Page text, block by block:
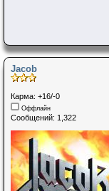
Jacob
Карма: +16/-0
Оффлайн
Сообщений: 1,322